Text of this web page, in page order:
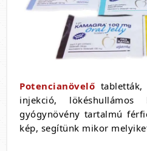
Potencianövelő tabletták,
injekció,
gyógynövény tartalmú
kép, segítünk mikor